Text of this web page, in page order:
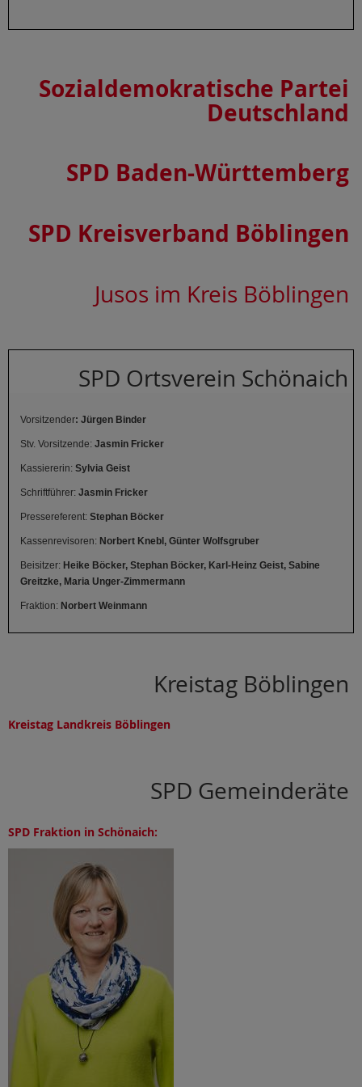
Sozialdemokratische Partei
Deutschland
SPD Baden-Württemberg
SPD Kreisverband Böblingen
Jusos im Kreis Böblingen
SPD Ortsverein Schönaich
Vorsitzender: Jürgen Binder
Stv. Vorsitzende: Jasmin Fricker
Kassiererin: Sylvia Geist
Schriftführer: Jasmin Fricker
Pressereferent: Stephan Böcker
Kassenrevisoren: Norbert Knebl, Günter Wolfsgruber
Beisitzer: Heike Böcker, Stephan Böcker, Karl-Heinz Geist, Sabine
Greitzke, Maria Unger-Zimmermann
Fraktion: Norbert Weinmann
Kreistag Böblingen
Kreistag Landkreis Böblingen
SPD Gemeinderäte
SPD Fraktion in Schönaich: